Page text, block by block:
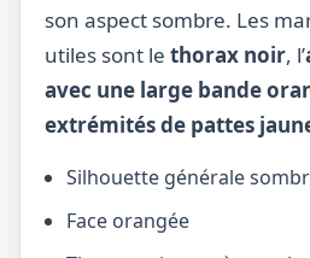
son aspect sombre. Les
utiles sont le thorax noir, l’
avec une large bande
extrémités de pattes
Silhouette générale
Face orangée